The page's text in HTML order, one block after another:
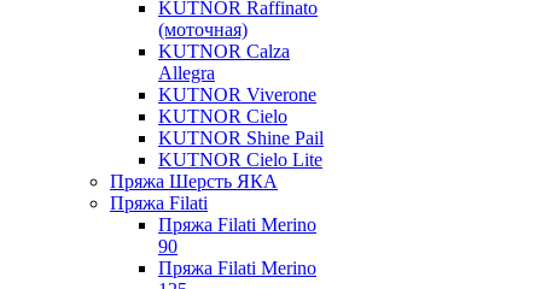
KUTNOR Raffinato
(моточная)
KUTNOR Calza
Allegra
KUTNOR Viverone
KUTNOR Cielo
KUTNOR Shine Pail
KUTNOR Cielo Lite
Пряжа Шерсть ЯКА
Пряжа Filati
Пряжа Filati Merino
90
Пряжа Filati Merino